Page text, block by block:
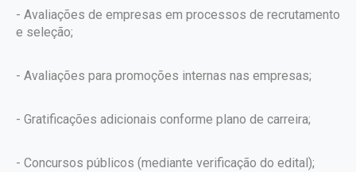
- Avaliações de empresas em processos de recrutamento
e seleção;
- Avaliações para promoções internas nas empresas;
- Gratificações adicionais conforme plano de carreira;
- Concursos públicos (mediante verificação do edital);